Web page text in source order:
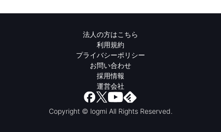
法人の方はこちら
利用規約
プライバシーポリシー
お問い合わせ
採用情報
運営会社
Copyright © logmi All Rights Reserved.